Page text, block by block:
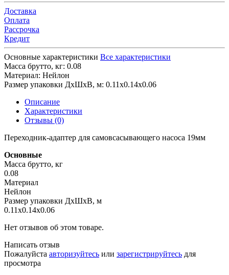
Доставка
Оплата
Рассрочка
Кредит
Основные характеристики Все характеристики
Масса брутто, кг: 0.08
Материал: Нейлон
Размер упаковки ДхШхВ, м: 0.11x0.14x0.06
Описание
Характеристики
Отзывы (0)
Переходник-адаптер для самовсасывающего насоса 19мм
Основные
Масса брутто, кг
0.08
Материал
Нейлон
Размер упаковки ДхШхВ, м
0.11x0.14x0.06
Нет отзывов об этом товаре.
Написать отзыв
Пожалуйста авторизуйтесь или зарегистрируйтесь для
просмотра